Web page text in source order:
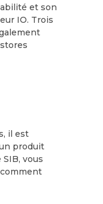
et son
IO. Trois
il est
produit
SIB, vous